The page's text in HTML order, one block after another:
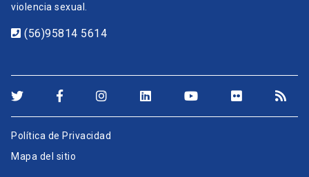
violencia sexual.
(56)95814 5614
Política de Privacidad
Mapa del sitio